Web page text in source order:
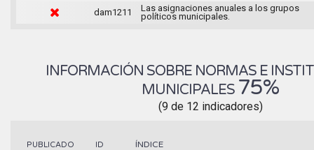
dam1211
Las asignaciones anuales a los grupos
políticos municipales.
INFORMACIÓN SOBRE NORMAS E
MUNICIPALES 75%
(9 de 12 indicadores)
PUBLICADO ID ÍNDICE